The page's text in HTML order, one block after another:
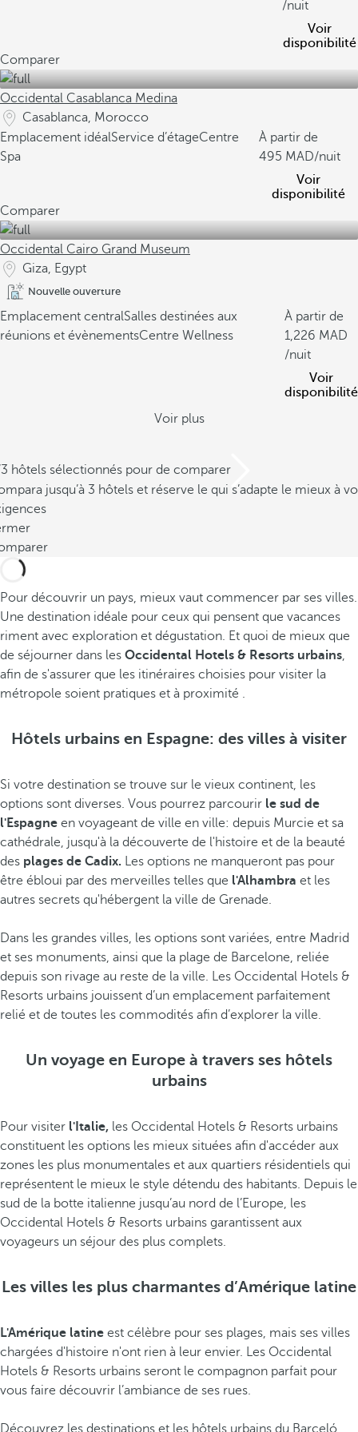
/nuit
Voir
disponibilité
Comparer
Occidental Casablanca Medina
Casablanca, Morocco
Emplacement idéalService d’étageCentre
Spa
À partir de
495
/nuit
Voir
disponibilité
Comparer
Occidental Cairo Grand Museum
Giza, Egypt
Nouvelle ouverture
Emplacement centralSalles destinées aux
réunions et évènementsCentre Wellness
À partir de
1,226
/nuit
Voir
disponibilité
Voir plus
hôtels sélectionnés pour de comparer
jusqu’à 3 hôtels et réserve le qui s’adapte le mieux à
Pour découvrir un pays, mieux vaut commencer par ses villes.
Une destination idéale pour ceux qui pensent que vacances
riment avec exploration et dégustation. Et quoi de mieux que
de séjourner dans les Occidental Hotels & Resorts urbains,
afin de s'assurer que les itinéraires choisies pour visiter la
métropole soient pratiques et à proximité .
Hôtels urbains en Espagne: des villes à visiter
Si votre destination se trouve sur le vieux continent, les
options sont diverses. Vous pourrez parcourir le sud de
l'Espagne en voyageant de ville en ville: depuis Murcie et sa
cathédrale, jusqu'à la découverte de l'histoire et de la beauté
des plages de Cadix. Les options ne manqueront pas pour
être ébloui par des merveilles telles que l'Alhambra et les
autres secrets qu'hébergent la ville de Grenade.
Dans les grandes villes, les options sont variées, entre Madrid
et ses monuments, ainsi que la plage de Barcelone, reliée
depuis son rivage au reste de la ville. Les Occidental Hotels &
Resorts urbains jouissent d’un emplacement parfaitement
relié et de toutes les commodités afin d’explorer la ville.
Un voyage en Europe à travers ses hôtels
urbains
Pour visiter l'Italie, les Occidental Hotels & Resorts urbains
constituent les options les mieux situées afin d'accéder aux
zones les plus monumentales et aux quartiers résidentiels qui
représentent le mieux le style détendu des habitants. Depuis le
sud de la botte italienne jusqu’au nord de l’Europe, les
Occidental Hotels & Resorts urbains garantissent aux
voyageurs un séjour des plus complets.
Les villes les plus charmantes d’Amérique latine
L'Amérique latine est célèbre pour ses plages, mais ses villes
chargées d'histoire n'ont rien à leur envier. Les Occidental
Hotels & Resorts urbains seront le compagnon parfait pour
vous faire découvrir l’ambiance de ses rues.
Découvrez les destinations et les hôtels urbains du Barceló